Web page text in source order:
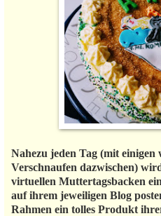
Nahezu jeden Tag (mit einigen
Verschnaufen dazwischen)
virtuellen Muttertagsbacken
auf ihrem jeweiligen Blog
Rahmen ein tolles Produkt